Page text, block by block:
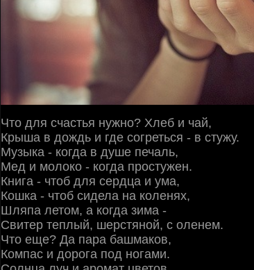
Что для счастья нужно? Хлеб и чай,
Крыша в дождь и где согреться - в стужу.
Музыка - когда в душе печаль,
Мед и молоко - когда простужен.
Книга - чтоб для сердца и ума,
Кошка - чтоб сидела на коленях,
Шляпа летом, а когда зима -
Свитер теплый, шерстяной, с оленем.
Что еще? Да пара башмаков,
Компас и дорога под ногами.